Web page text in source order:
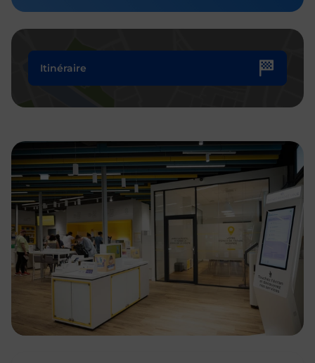
Itinéraire